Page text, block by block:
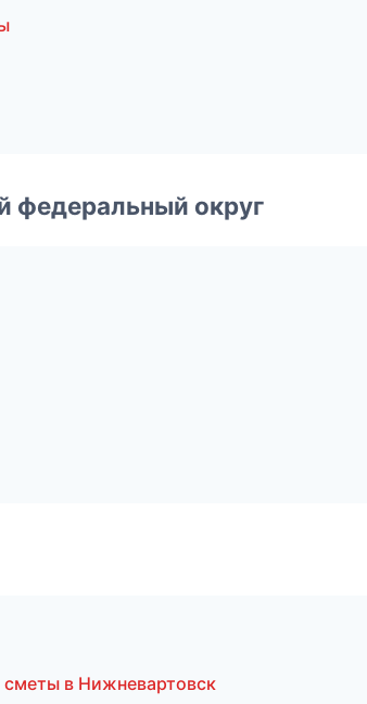
федеральный округ
в Нижневартовск